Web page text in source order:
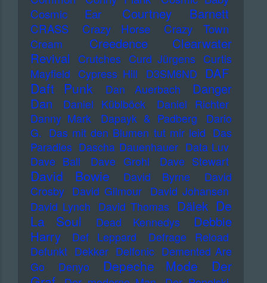
Cosmic Ear
Courtney Barnett
CRASS Crazy Horse Crazy Town
Cream
Creedence Clearwater
Revival
Crutches Curd Jürgens Curtis
Mayfield Cypress Hill D3SM6ND DAF
Daft Punk Dan Auerbach
Danger
Dan
Daniel Küblböck
Daniel Richter
Danny Mark
Dapayk & Padberg
Dario
G. Das mit den Blumen tut mir leid Das
Paradies Dascha Dauenhauer Data Luv
Dave Ball
Dave Grohl Dave Stewart
David Bowie David Byrne
David
Crosby David Gilmour David Johansen
David Lynch David Thomas Dälek De
La Soul
Dead Kennedys
Debbie
Harry
Def Leppard
Defrage Reload
Defunkt Dekker Delfonic Demented Are
Go
Denyo Depeche Mode
Der